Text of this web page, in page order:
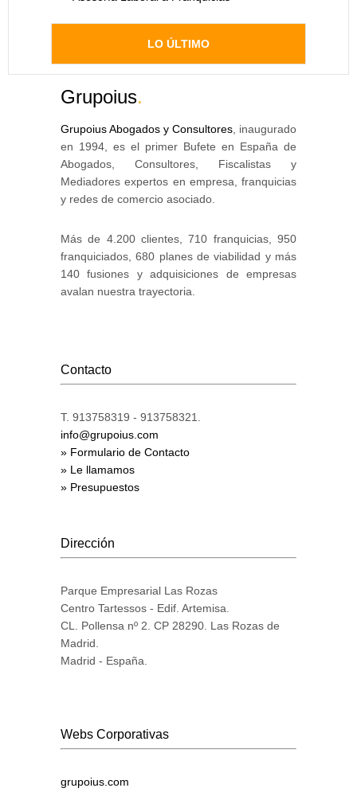
LO ÚLTIMO
Grupoius.
Grupoius Abogados y Consultores , inaugurado
en 1994, es el primer Bufete en España de
Abogados, Consultores, Fiscalistas y
Mediadores expertos en empresa, franquicias
y redes de comercio asociado.
Más de 4.200 clientes, 710 franquicias, 950
franquiciados, 680 planes de viabilidad y más
140 fusiones y adquisiciones de empresas
avalan nuestra trayectoria.
Contacto
T. 913758319 - 913758321.
info@grupoius.com
» Formulario de Contacto
» Le llamamos
» Presupuestos
Dirección
Parque Empresarial Las Rozas
Centro Tartessos - Edif. Artemisa.
CL. Pollensa nº 2. CP 28290. Las Rozas de
Madrid.
Madrid - España.
Webs Corporativas
grupoius.com